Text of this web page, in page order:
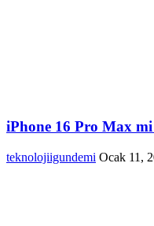
iPhone 16 Pro Max
teknolojiigundemi Ocak 11,